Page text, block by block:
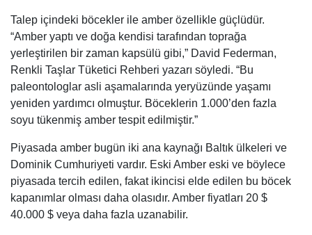
Talep içindeki böcekler ile amber özellikle güçlüdür.
“Amber yaptı ve doğa kendisi tarafından toprağa
yerleştirilen bir zaman kapsülü gibi,” David Federman,
Renkli Taşlar Tüketici Rehberi yazarı söyledi. “Bu
paleontologlar asli aşamalarında yeryüzünde yaşamı
yeniden yardımcı olmuştur. Böceklerin 1.000’den fazla
soyu tükenmiş amber tespit edilmiştir.”
Piyasada amber bugün iki ana kaynağı Baltık ülkeleri ve
Dominik Cumhuriyeti vardır. Eski Amber eski ve böylece
piyasada tercih edilen, fakat ikincisi elde edilen bu böcek
kapanımlar olması daha olasıdır. Amber fiyatları 20 $
40.000 $ veya daha fazla uzanabilir.